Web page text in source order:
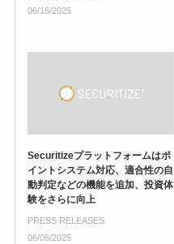
06/16/2025
06/06/2025
PRESS RELEASES
Securitizeプラットフォームはポ
イントシステム対応、適合性の自
動判定などの機能を追加、投資体
験をさらに向上